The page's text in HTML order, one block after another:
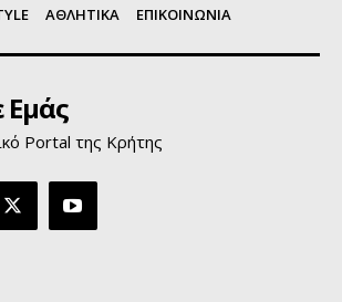
ΑΘΛΗΤΙΚΑ ΕΠΙΚΟΙΝΩΝΙΑ
Εμάς
Portal της Κρήτης